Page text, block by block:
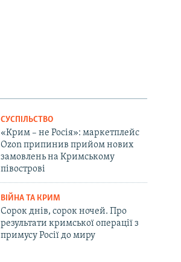
СУСПІЛЬСТВО
«Крим – не Росія»: маркетплейс
Ozon припинив прийом нових
замовлень на Кримському
півострові
ВІЙНА ТА КРИМ
Сорок днів, сорок ночей. Про
результати кримської операції з
примусу Росії до миру